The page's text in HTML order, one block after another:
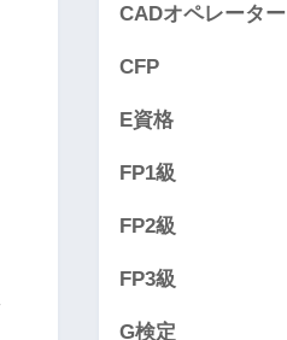
CADオペレーター
CFP
E資格
FP1級
FP2級
FP3級
G検定